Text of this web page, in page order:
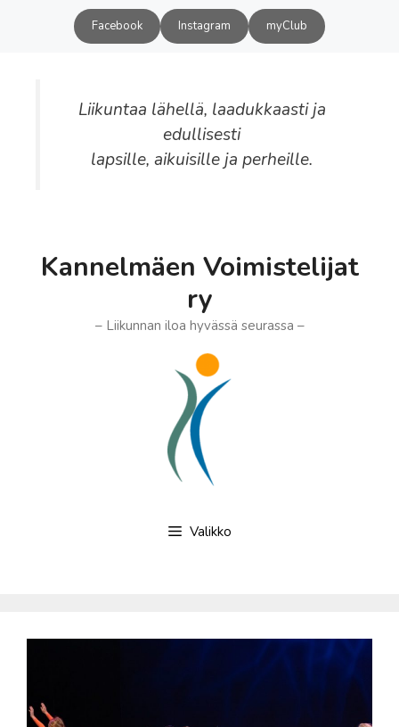
Facebook Instagram myClub
Liikuntaa lähellä, laadukkaasti ja
edullisesti
lapsille, aikuisille ja perheille.
Kannelmäen Voimistelijat
ry
– Liikunnan iloa hyvässä seurassa –
Valikko